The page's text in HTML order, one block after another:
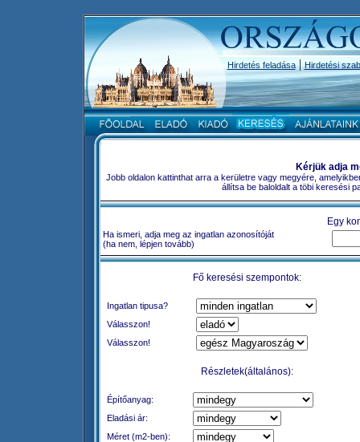
Hirdetés feladása|Hirdetési
Kérjük adja
Jobb oldalon kattinthat arra a kerületre vagy megyére,
állítsa be baloldalt a töbi keresési
Egy
Ha ismeri, adja meg az ingatlan azonosítóját
(ha nem, lépjen tovább)
Fő keresési szempontok:
Ingatlan tipusa?
Válasszon!
Válasszon!
Részletek(általános):
Építőanyag:
Eladási ár:
Méret (m2-ben):